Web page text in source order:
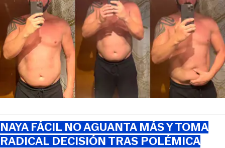
NAYA FÁCIL NO AGUANTA MÁS Y TOMA
RADICAL DECISIÓN TRAS POLÉMICA